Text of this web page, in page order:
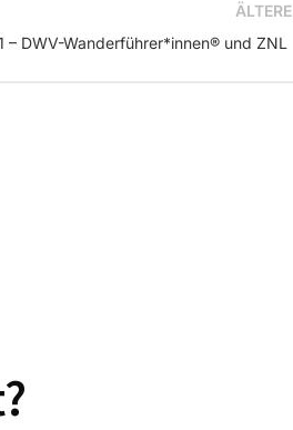
ÄLTERE
– DWV-Wanderführer*innen® und ZNL